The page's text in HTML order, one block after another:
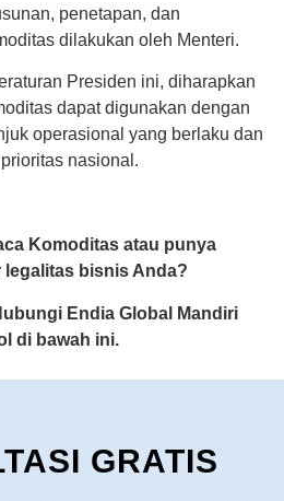
penetapan, dan
dilakukan oleh Menteri.
Presiden ini, diharapkan
dapat digunakan dengan
operasional yang berlaku dan
nasional.
Komoditas atau punya
bisnis Anda?
Endia Global Mandiri
di bawah ini.
GRATIS